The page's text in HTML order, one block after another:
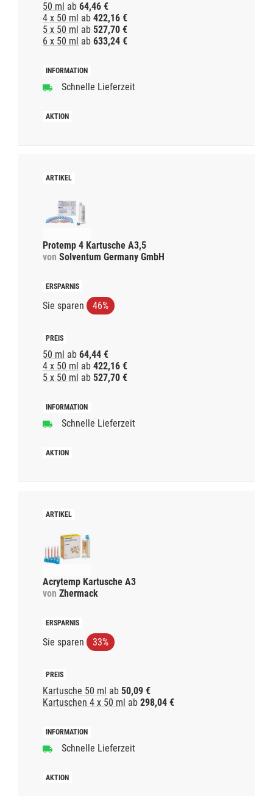
50 ml ab 64,46 €
4 x 50 ml ab 422,16 €
5 x 50 ml ab 527,70 €
6 x 50 ml ab 633,24 €
Schnelle Lieferzeit
Protemp 4 Kartusche A3,5
von Solventum Germany GmbH
Sie sparen 46%
50 ml ab 64,44 €
4 x 50 ml ab 422,16 €
5 x 50 ml ab 527,70 €
Schnelle Lieferzeit
Acrytemp Kartusche A3
von Zhermack
Sie sparen 33%
Kartusche 50 ml ab 50,09 €
Kartuschen 4 x 50 ml ab 298,04 €
Schnelle Lieferzeit